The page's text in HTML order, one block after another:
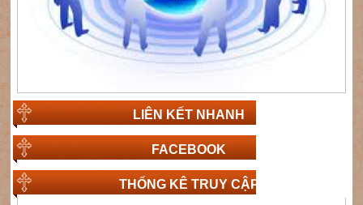
LIÊN KẾT NHANH
FACEBOOK
THỐNG KÊ TRUY CẬP